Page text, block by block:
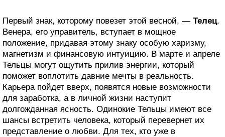
Первый знак, которому повезет этой весной, — Телец.
Венера, его управитель, вступает в мощное
положение, придавая этому знаку особую харизму,
магнетизм и финансовую интуицию. В марте и апреле
Тельцы могут ощутить прилив энергии, который
поможет воплотить давние мечты в реальность.
Карьера пойдет вверх, появятся новые возможности
для заработка, а в личной жизни наступит
долгожданная ясность. Одинокие Тельцы имеют все
шансы встретить человека, который перевернет их
представление о любви. Для тех, кто уже в